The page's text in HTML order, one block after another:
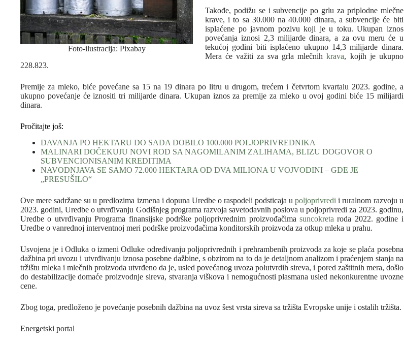
Foto-ilustracija: Pixabay
Takođe, podižu se i subvencije po grlu za priplodne mlečne
krave, i to sa 30.000 na 40.000 dinara, a subvencije će biti
isplaćene po javnom pozivu koji je u toku. Ukupan iznos
povećanja iznosi 2,3 milijarde dinara, a za ovu meru će u
tekućoj godini biti isplaćeno ukupno 14,3 milijarde dinara.
Mera će važiti za sva grla mlečnihkrava, kojih je ukupno
228.823.
Premije za mleko, biće povećane sa 15 na 19 dinara po litru u drugom, trećem i četvrtom kvartalu 2023. godine, a
ukupno povećanje će iznositi tri milijarde dinara. Ukupan iznos za premije za mleko u ovoj godini biće 15 milijardi
dinara.
Pročitajte još:
DAVANJA PO HEKTARU DO SADA DOBILO 100.000 POLJOPRIVREDNIKA
MALINARI DOČEKUJU NOVI ROD SA NAGOMILANIM ZALIHAMA, BLIZU DOGOVOR O
SUBVENCIONISANIM KREDITIMA
NAVODNJAVA SE SAMO 72.000 HEKTARA OD DVA MILIONA U VOJVODINI – GDE JE
„PRESUŠILO“
Ove mere sadržane su u predlozima izmena i dopuna Uredbe o raspodeli podsticaja upoljoprivredi i ruralnom razvoju u
2023. godini, Uredbe o utvrđivanju Godišnjeg programa razvoja savetodavnih poslova u poljoprivredi za 2023. godinu,
Uredbe o utvrđivanju Programa finansijske podrške poljoprivrednim proizvođačimasuncokreta roda 2022. godine i
Uredbe o vanrednoj interventnoj meri podrške proizvođačima konditorskih proizvoda za otkup mleka u prahu.
Usvojena je i Odluka o izmeni Odluke određivanju poljoprivrednih i prehrambenih proizvoda za koje se plaća posebna
dažbina pri uvozu i utvrđivanju iznosa posebne dažbine, s obzirom na to da je detaljnom analizom i praćenjem stanja na
tržištu mleka i mlečnih proizvoda utvrđeno da je, usled povećanog uvoza polutvrdih sireva, i pored zaštitnih mera, došlo
do destabilizacije domaće proizvodnje sireva, stvaranja viškova i nemogućnosti plasmana usled nekonkurentne uvozne
cene.
Zbog toga, predloženo je povećanje posebnih dažbina na uvoz šest vrsta sireva sa tržišta Evropske unije i ostalih tržišta.
Energetski portal